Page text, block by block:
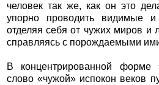
человек так же, как он это
упорно проводить видимые
отделяя себя от чужих миров и
справляясь с порождаемыми
В концентрированной форме
слово «чужой» испокон веков